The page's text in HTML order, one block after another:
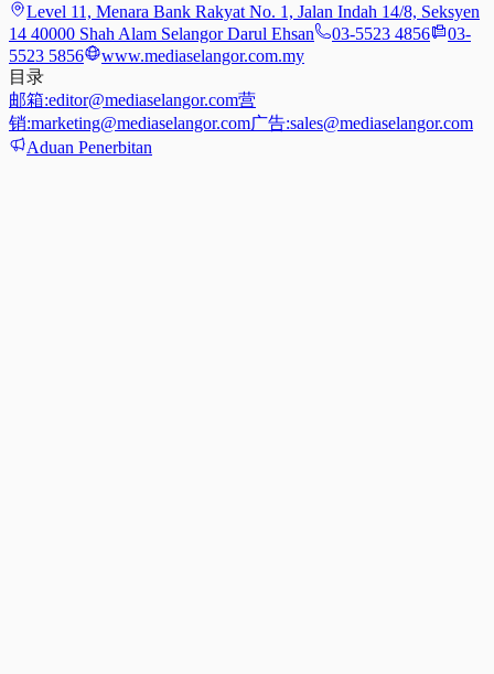
Level 11, Menara Bank Rakyat No. 1, Jalan Indah 14/8, Seksyen
14 40000 Shah Alam Selangor Darul Ehsan
03-5523 4856
03-
5523 5856
www.mediaselangor.com.my
目录
邮箱:editor@mediaselangor.com营
销:marketing@mediaselangor.com广告:sales@mediaselangor.com
Aduan Penerbitan